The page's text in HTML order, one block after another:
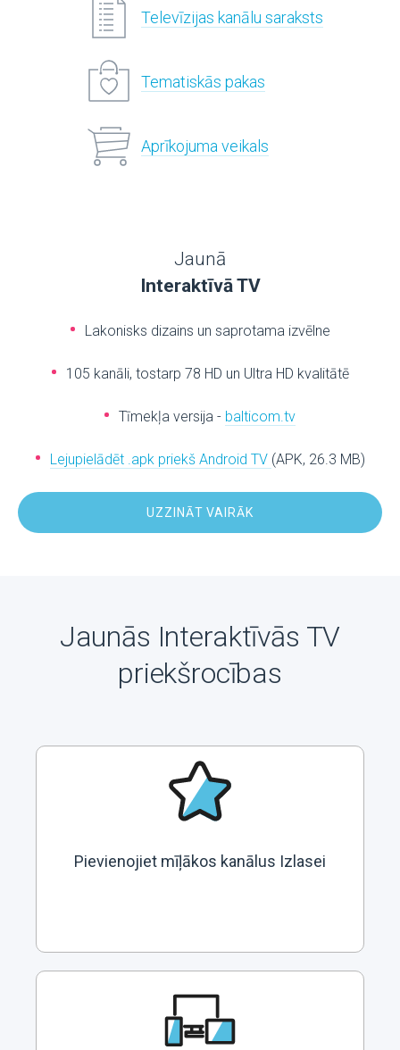
Televīzijas kanālu saraksts
Tematiskās pakas
Aprīkojuma veikals
Jaunā
Interaktīvā TV
Lakonisks dizains un saprotama izvēlne
105 kanāli, tostarp 78 HD un Ultra HD kvalitātē
Tīmekļa versija - balticom.tv
Lejupielādēt .apk priekš Android TV (APK, 26.3 MB)
UZZINĀT VAIRĀK
Jaunās Interaktīvās TV
priekšrocības
Pievienojiet mīļākos kanālus Izlasei